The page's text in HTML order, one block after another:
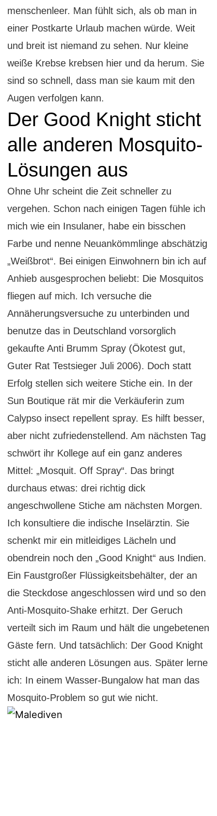
menschenleer. Man fühlt sich, als ob man in
einer Postkarte Urlaub machen würde. Weit
und breit ist niemand zu sehen. Nur kleine
weiße Krebse krebsen hier und da herum. Sie
sind so schnell, dass man sie kaum mit den
Augen verfolgen kann.
Der Good Knight sticht
alle anderen Mosquito-
Lösungen aus
Ohne Uhr scheint die Zeit schneller zu
vergehen. Schon nach einigen Tagen fühle ich
mich wie ein Insulaner, habe ein bisschen
Farbe und nenne Neuankömmlinge abschätzig
„Weißbrot“. Bei einigen Einwohnern bin ich auf
Anhieb ausgesprochen beliebt: Die Mosquitos
fliegen auf mich. Ich versuche die
Annäherungsversuche zu unterbinden und
benutze das in Deutschland vorsorglich
gekaufte Anti Brumm Spray (Ökotest gut,
Guter Rat Testsieger Juli 2006). Doch statt
Erfolg stellen sich weitere Stiche ein. In der
Sun Boutique rät mir die Verkäuferin zum
Calypso insect repellent spray. Es hilft besser,
aber nicht zufriedenstellend. Am nächsten Tag
schwört ihr Kollege auf ein ganz anderes
Mittel: „Mosquit. Off Spray“. Das bringt
durchaus etwas: drei richtig dick
angeschwollene Stiche am nächsten Morgen.
Ich konsultiere die indische Inselärztin. Sie
schenkt mir ein mitleidiges Lächeln und
obendrein noch den „Good Knight“ aus Indien.
Ein Faustgroßer Flüssigkeitsbehälter, der an
die Steckdose angeschlossen wird und so den
Anti-Mosquito-Shake erhitzt. Der Geruch
verteilt sich im Raum und hält die ungebetenen
Gäste fern. Und tatsächlich: Der Good Knight
sticht alle anderen Lösungen aus. Später lerne
ich: In einem Wasser-Bungalow hat man das
Mosquito-Problem so gut wie nicht.